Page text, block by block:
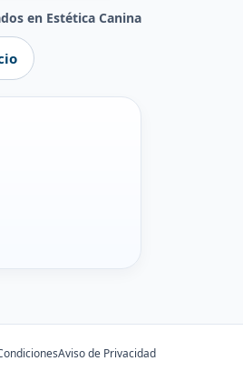
en Estética Canina
Aviso de Privacidad